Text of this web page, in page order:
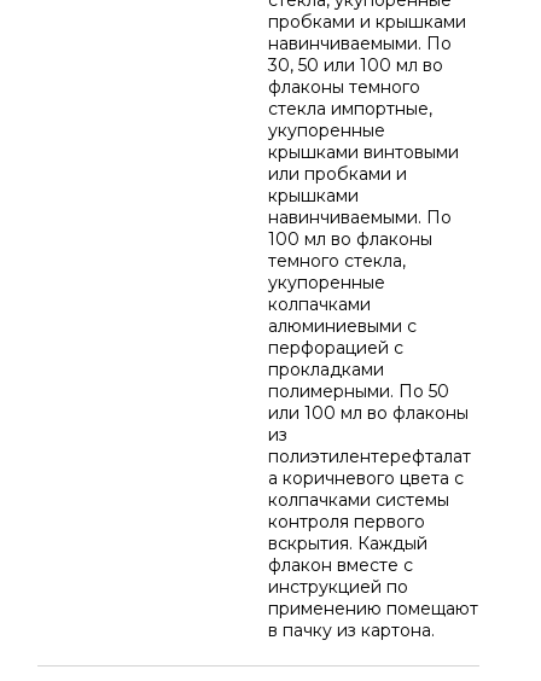
пробками и крышками
навинчиваемыми. По
30, 50 или 100 мл во
флаконы темного
стекла импортные,
укупоренные
крышками винтовыми
или пробками и
крышками
навинчиваемыми. По
100 мл во флаконы
темного стекла,
укупоренные
колпачками
алюминиевыми с
перфорацией с
прокладками
полимерными. По 50
или 100 мл во флаконы
из
полиэтилентерефталат
а коричневого цвета с
колпачками системы
контроля первого
вскрытия. Каждый
флакон вместе с
инструкцией по
применению помещают
в пачку из картона.